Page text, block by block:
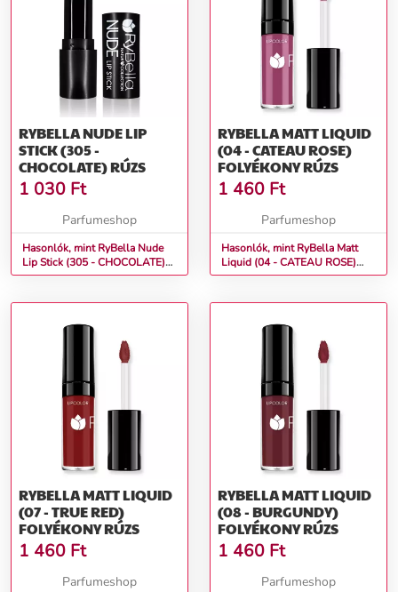
RYBELLA NUDE LIP
STICK (305 -
CHOCOLATE) RÚZS
1 030 Ft
Parfumeshop
Hasonlók, mint RyBella Nude
Lip Stick (305 - CHOCOLATE)
Rúzs
RYBELLA MATT LIQUID
(04 - CATEAU ROSE)
FOLYÉKONY RÚZS
1 460 Ft
Parfumeshop
Hasonlók, mint RyBella Matt
Liquid (04 - CATEAU ROSE)
Folyékony rúzs
RYBELLA MATT LIQUID
(07 - TRUE RED)
FOLYÉKONY RÚZS
1 460 Ft
Parfumeshop
RYBELLA MATT LIQUID
(08 - BURGUNDY)
FOLYÉKONY RÚZS
1 460 Ft
Parfumeshop